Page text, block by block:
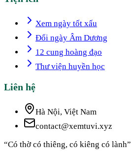
Xem ngày tốt xấu
Đổi ngày Âm Dương
12 cung hoàng đạo
Thư viện huyền học
Liên hệ
Hà Nội, Việt Nam
contact@xemtuvi.xyz
“Có thờ có thiêng, có kiêng có lành”